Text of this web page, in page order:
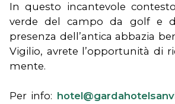
In questo incantevole
verde del campo da golf e
presenza dell’antica abbazia
Vigilio, avrete l’opportunità di
mente.
Per info: